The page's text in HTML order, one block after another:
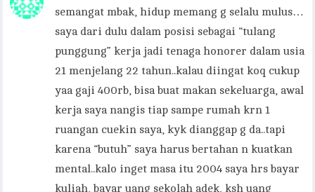
semangat mbak, hidup memang g selalu mulus…
saya dari dulu dalam posisi sebagai “tulang
punggung” kerja jadi tenaga honorer dalam usia
21 menjelang 22 tahun..kalau diingat koq cukup
yaa gaji 400rb, bisa buat makan sekeluarga, awal
kerja saya nangis tiap sampe rumah krn 1
ruangan cuekin saya, kyk dianggap g da..tapi
karena “butuh” saya harus bertahan n kuatkan
mental..kalo inget masa itu 2004 saya hrs bayar
kuliah, bayar uang sekolah adek, ksh uang